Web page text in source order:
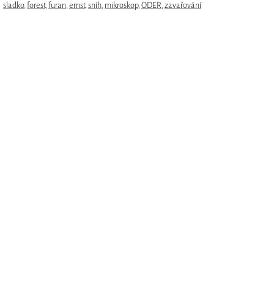
sladko,forest,furan,ernst,sníh, mikroskop,ODER,zavařování